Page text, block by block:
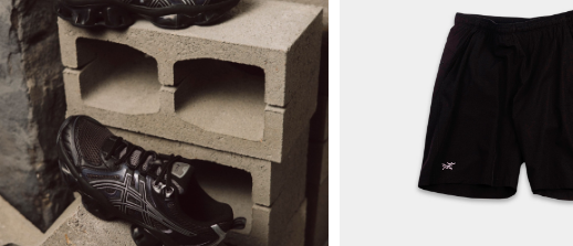
ПРО НАС
БРЕНДИ
КОНТАКТИ
ОБМІН ТА
ПОВЕРНЕННЯ